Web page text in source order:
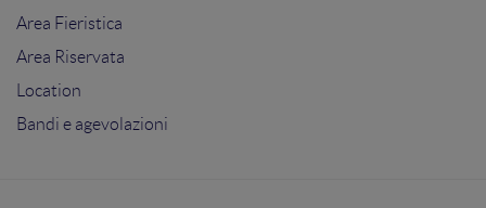
Area Fieristica
Area Riservata
Location
Bandi e agevolazioni